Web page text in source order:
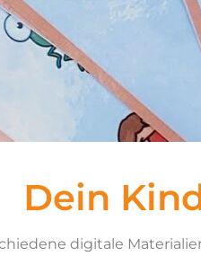
Dein
digitale